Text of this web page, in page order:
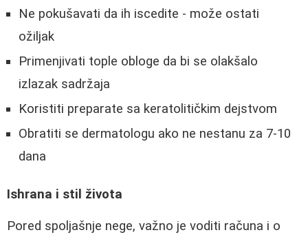
Ne pokušavati da ih iscedite - može ostati
ožiljak
Primenjivati tople obloge da bi se olakšalo
izlazak sadržaja
Koristiti preparate sa keratolitičkim dejstvom
Obratiti se dermatologu ako ne nestanu za 7-10
dana
Ishrana i stil života
Pored spoljašnje nege, važno je voditi računa i o